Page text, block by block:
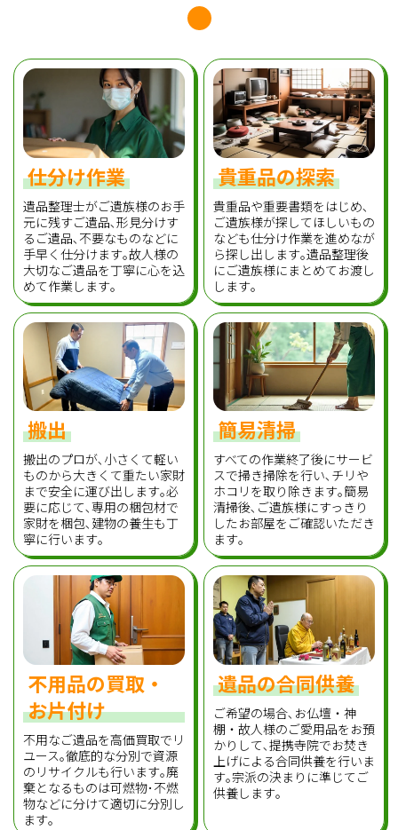
仕分け作業
遺品整理士がご遺族様のお手
元に残すご遺品､形見分けす
るご遺品､不要なものなどに
手早く仕分けます｡故人様の
大切なご遺品を丁寧に心を込
めて作業します｡
貴重品の探索
貴重品や重要書類をはじめ､
ご遺族様が探してほしいもの
なども仕分け作業を進めなが
ら探し出します｡遺品整理後
にご遺族様にまとめてお渡し
します｡
搬出
搬出のプロが､小さくて軽い
ものから大きくて重たい家財
まで安全に運び出します｡必
要に応じて､専用の梱包材で
家財を梱包､建物の養生も丁
寧に行います｡
簡易清掃
すべての作業終了後にサービ
スで掃き掃除を行い､チリや
ホコリを取り除きます｡簡易
清掃後､ご遺族様にすっきり
したお部屋をご確認いただき
ます｡
不用品の買取・
お片付け
不用なご遺品を高価買取でリ
ユース｡徹底的な分別で資源
のリサイクルも行います｡廃
棄となるものは可燃物･不燃
物などに分けて適切に分別し
ます｡
遺品の合同供養
ご希望の場合､お仏壇・神
棚・故人様のご愛用品をお預
かりして､提携寺院でお焚き
上げによる合同供養を行いま
す｡宗派の決まりに準じてご
供養します｡